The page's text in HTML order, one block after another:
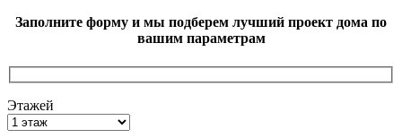
Заполните форму и мы подберем лучший проект дома по
вашим параметрам
Этажей